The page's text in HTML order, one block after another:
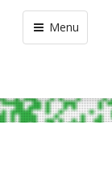
Menu